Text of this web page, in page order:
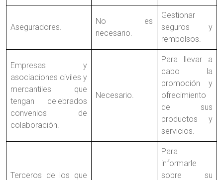
Aseguradores.
No es
necesario.
Gestionar
seguros y
rembolsos.
Empresas y
asociaciones civiles y
mercantiles que
tengan celebrados
convenios de
colaboración.
Necesario.
Para llevar a
cabo la
promoción y
ofrecimiento
de sus
productos y
servicios.
Terceros de los que
Para
informarle
sobre su